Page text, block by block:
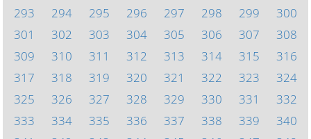
293
294 295 296 297 298 299
300
301
302 303 304 305 306 307
308
309
310 311 312 313 314 315
316
317
318 319 320 321 322 323
324
325
326 327 328 329 330 331
332
333
334 335 336 337 338 339
340